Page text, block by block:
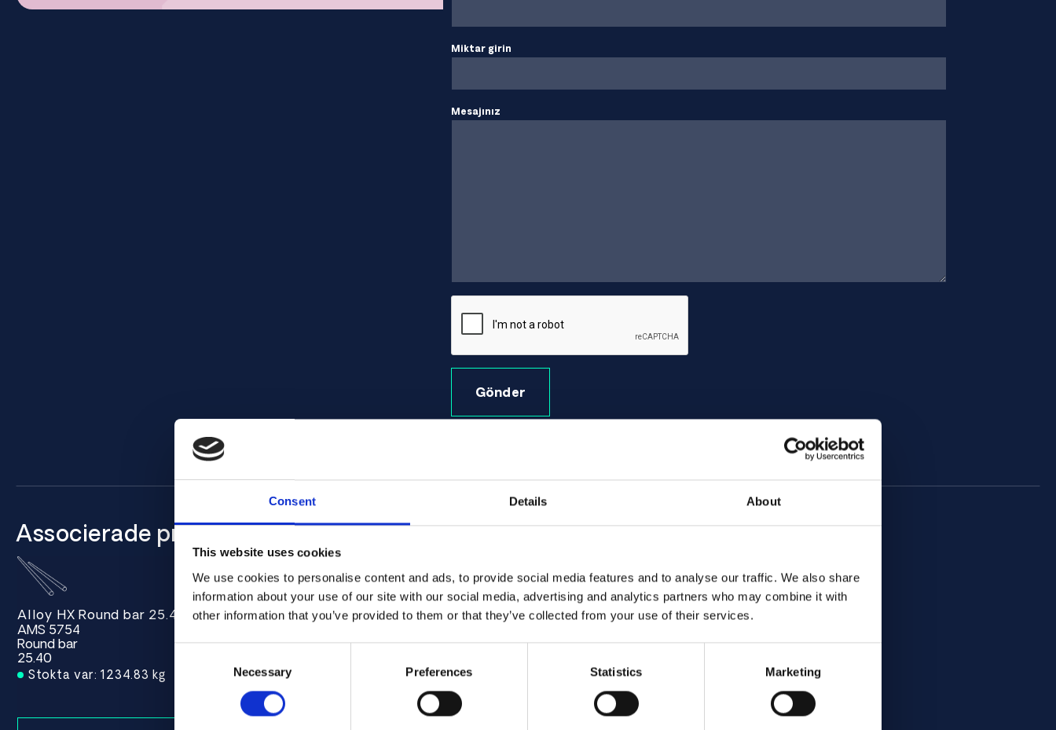
Consent Details About
This website uses cookies
We use cookies to personalise content and ads, to provide social media features and to analyse our traffic. We also share
information about your use of our site with our social media, advertising and analytics partners who may combine it with
other information that you’ve provided to them or that they’ve collected from your use of their services.
Necessary Preferences Statistics Marketing
Miktar girin
Mesajınız
Gönder
Associerade produkter
Alloy HX Round bar 25.40 AMS 5754
AMS 5754
Round bar
25.40
Stokta var: 1234.83 kg